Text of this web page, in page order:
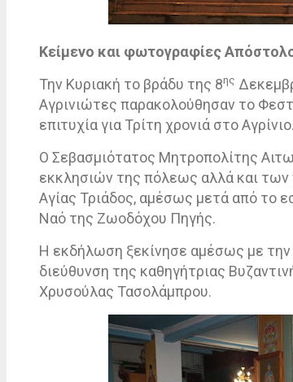
Κείμενο και φωτογραφίες
Την Κυριακή το βράδυ της 8ης
Αγρινιώτες παρακολούθησαν το
επιτυχία για Τρίτη χρονιά στο Αγρίνιο.
Ο Σεβασμιότατος Μητροπολίτης
εκκλησιών της πόλεως αλλά και
Αγίας Τριάδος, αμέσως μετά από το
Ναό της Ζωοδόχου Πηγής.
Η εκδήλωση ξεκίνησε αμέσως με
διεύθυνση της καθηγήτριας
Χρυσούλας Τασολάμπρου.